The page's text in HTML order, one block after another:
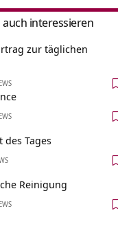
interessieren
zur täglichen
des Tages
Reinigung